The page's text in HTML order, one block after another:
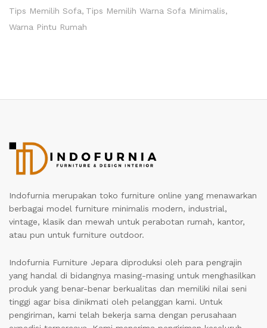
Tips Memilih Sofa Tips Memilih Warna Sofa Minimalis
Warna Pintu Rumah
Indofurnia merupakan toko furniture online yang menawarkan
berbagai model furniture minimalis modern, industrial,
vintage, klasik dan mewah untuk perabotan rumah, kantor,
atau pun untuk furniture outdoor.
Indofurnia Furniture Jepara diproduksi oleh para pengrajin
yang handal di bidangnya masing-masing untuk menghasilkan
produk yang benar-benar berkualitas dan memiliki nilai seni
tinggi agar bisa dinikmati oleh pelanggan kami. Untuk
pengiriman, kami telah bekerja sama dengan perusahaan